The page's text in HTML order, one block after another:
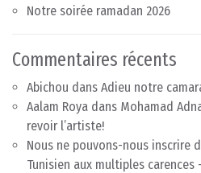
Notre soirée ramadan 2026
Commentaires récents
Abichou dans Adieu notre
Aalam Roya dans Mohamad
revoir l’artiste!
Nous ne pouvons-nous inscrire
Tunisien aux multiples carences